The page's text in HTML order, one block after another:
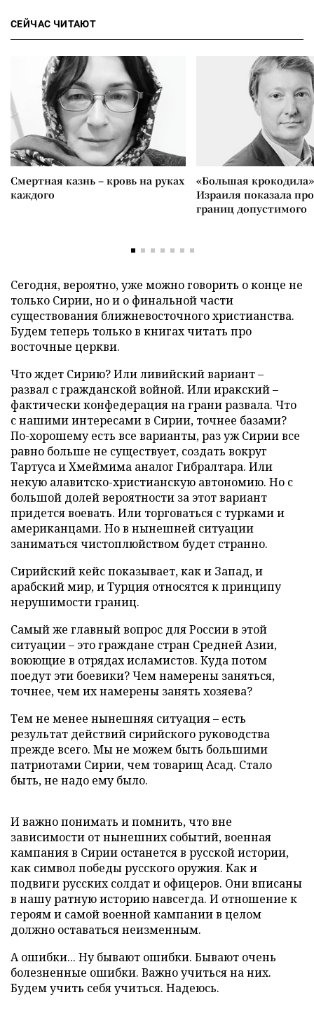
СЕЙЧАС ЧИТАЮТ
Смертная казнь – кровь на руках
каждого
«Большая
Израиля показала
границ допустимого
Сегодня, вероятно, уже можно говорить о конце не
только Сирии, но и о финальной части
существования ближневосточного христианства.
Будем теперь только в книгах читать про
восточные церкви.
Что ждет Сирию? Или ливийский вариант –
развал с гражданской войной. Или иракский –
фактически конфедерация на грани развала. Что
с нашими интересами в Сирии, точнее базами?
По-хорошему есть все варианты, раз уж Сирии все
равно больше не существует, создать вокруг
Тартуса и Хмеймима аналог Гибралтара. Или
некую алавитско-христианскую автономию. Но с
большой долей вероятности за этот вариант
придется воевать. Или торговаться с турками и
американцами. Но в нынешней ситуации
заниматься чистоплюйством будет странно.
Сирийский кейс показывает, как и Запад, и
арабский мир, и Турция относятся к принципу
нерушимости границ.
Самый же главный вопрос для России в этой
ситуации – это граждане стран Средней Азии,
воюющие в отрядах исламистов. Куда потом
поедут эти боевики? Чем намерены заняться,
точнее, чем их намерены занять хозяева?
Тем не менее нынешняя ситуация – есть
результат действий сирийского руководства
прежде всего. Мы не можем быть большими
патриотами Сирии, чем товарищ Асад. Стало
быть, не надо ему было.
И важно понимать и помнить, что вне
зависимости от нынешних событий, военная
кампания в Сирии останется в русской истории,
как символ победы русского оружия. Как и
подвиги русских солдат и офицеров. Они вписаны
в нашу ратную историю навсегда. И отношение к
героям и самой военной кампании в целом
должно оставаться неизменным.
А ошибки... Ну бывают ошибки. Бывают очень
болезненные ошибки. Важно учиться на них.
Будем учить себя учиться. Надеюсь.